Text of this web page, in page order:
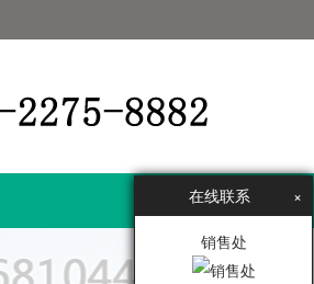
在线联系 ×
销售处